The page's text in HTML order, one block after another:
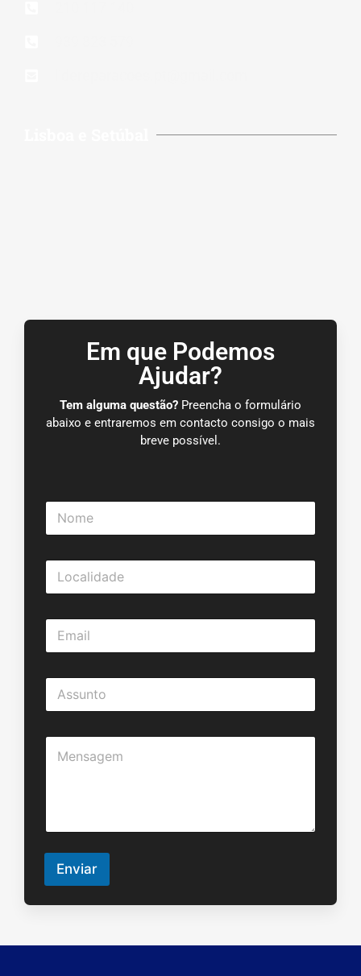
Em que Podemos
Ajudar?
Tem alguma questão? Preencha o formulário
abaixo e entraremos em contacto consigo o mais
breve possível.
N
m
L
c
d
E
a
A
s
M
e
m
Enviar